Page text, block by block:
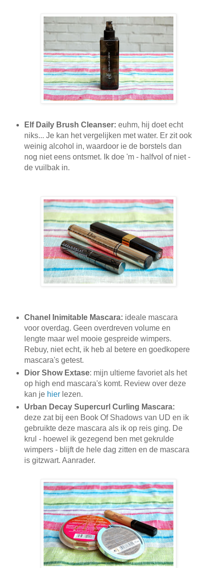
Elf Daily Brush Cleanser: euhm, hij doet echt
niks... Je kan het vergelijken met water. Er zit ook
weinig alcohol in, waardoor ie de borstels dan
nog niet eens ontsmet. Ik doe 'm - halfvol of niet -
de vuilbak in.
Chanel Inimitable Mascara: ideale mascara
voor overdag. Geen overdreven volume en
lengte maar wel mooie gespreide wimpers.
Rebuy, niet echt, ik heb al betere en goedkopere
mascara's getest.
Dior Show Extase: mijn ultieme favoriet als het
op high end mascara's komt. Review over deze
kan je hierlezen.
Urban Decay Supercurl Curling Mascara:
deze zat bij een Book Of Shadows van UD en ik
gebruikte deze mascara als ik op reis ging. De
krul - hoewel ik gezegend ben met gekrulde
wimpers - blijft de hele dag zitten en de mascara
is gitzwart. Aanrader.